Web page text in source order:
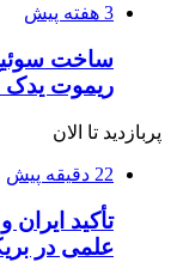
3 هفته پیش
ریموت یدک 207
پربازدید تا الان
22 دقیقه پیش
تأکید
علمی در